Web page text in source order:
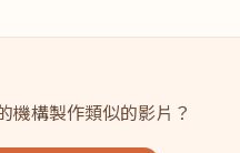
機構製作類似的影片？